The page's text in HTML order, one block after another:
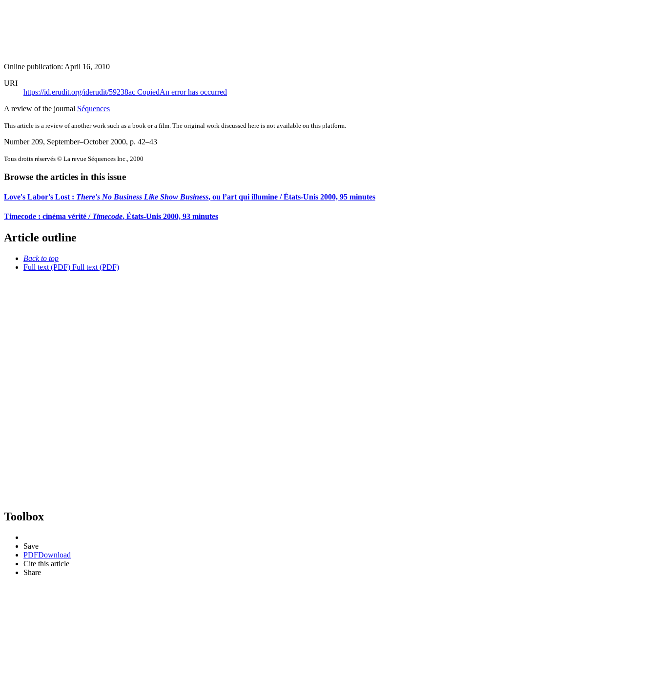
Online publication: April 16, 2010
URI
https://id.erudit.org/iderudit/59238ac CopiedAn error has occurred
A review of the journal Séquences
This article is a review of another work such as a book or a film. The original work discussed here is not available on this platform.
Number 209, September–October 2000, p. 42–43
Tous droits réservés © La revue Séquences Inc., 2000
Browse the articles in this issue
Love's Labor's Lost : There's No Business Like Show Business, ou l’art qui illumine / États-Unis 2000, 95 minutes
Timecode : cinéma vérité / Timecode, États-Unis 2000, 93 minutes
Article outline
Back to top
Full text (PDF) Full text (PDF)
Toolbox
Save
PDFDownload
Cite this article
Share